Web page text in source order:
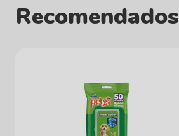
Recomendados